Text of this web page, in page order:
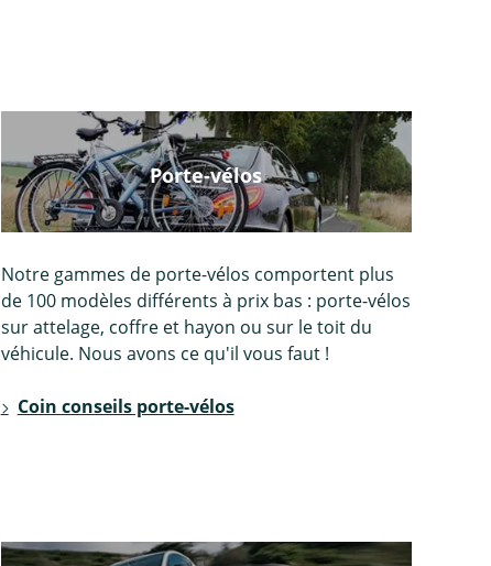
Toyota VW Volvo
Porte-vélos
Notre gammes de porte-vélos comportent plus
de 100 modèles différents à prix bas : porte-vélos
sur attelage, coffre et hayon ou sur le toit du
véhicule. Nous avons ce qu'il vous faut !
Coin conseils porte-vélos